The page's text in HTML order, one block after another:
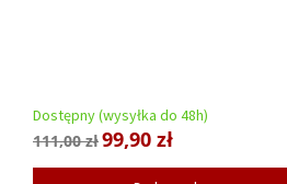
Dostępny (wysyłka do 48h)
111,00 zł99,90 zł